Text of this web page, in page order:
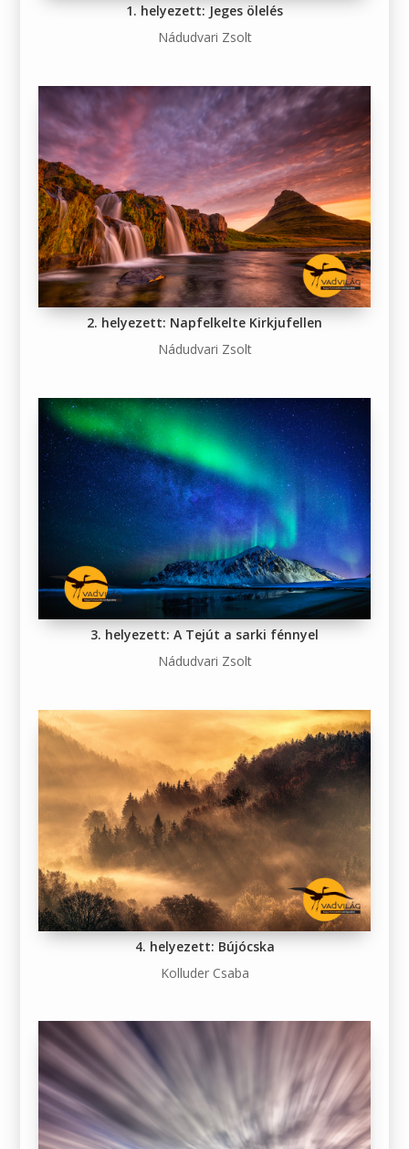
1. helyezett: Jeges ölelés
Nádudvari Zsolt
2. helyezett: Napfelkelte Kirkjufellen
Nádudvari Zsolt
3. helyezett: A Tejút a sarki fénnyel
Nádudvari Zsolt
4. helyezett: Bújócska
Kolluder Csaba